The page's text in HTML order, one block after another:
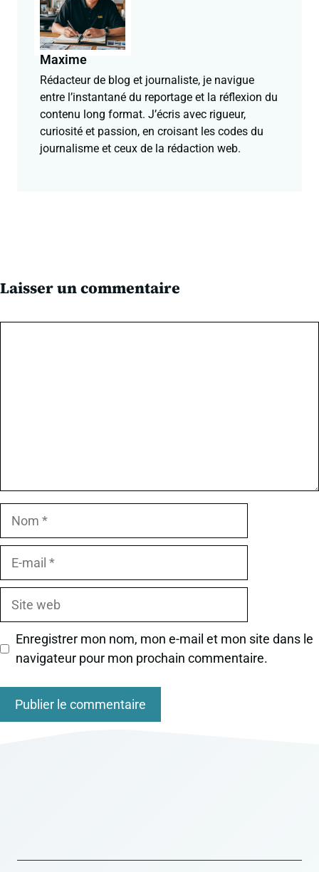
Maxime
Rédacteur de blog et journaliste, je navigue
entre l’instantané du reportage et la réflexion du
contenu long format. J’écris avec rigueur,
curiosité et passion, en croisant les codes du
journalisme et ceux de la rédaction web.
Laisser un commentaire
Site
Enregistrer mon nom, mon e-mail et mon site dans le
navigateur pour mon prochain commentaire.